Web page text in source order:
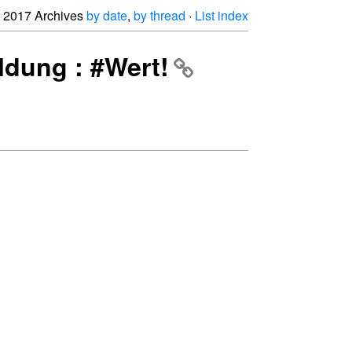
2017 Archivesby date, by thread · List index
: #Wert!